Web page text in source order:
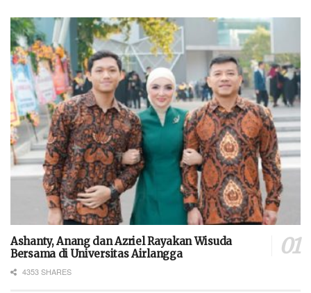
Ashanty, Anang dan Azriel Rayakan Wisuda
Bersama di Universitas Airlangga
4353 SHARES